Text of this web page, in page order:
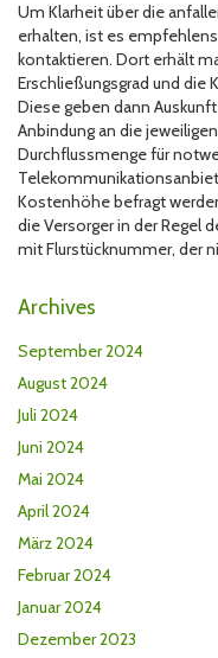
Um Klarheit über die
erhalten, ist es
kontaktieren. Dort erhält
Erschließungsgrad und die
Diese geben dann
Anbindung an die
Durchflussmenge für
Kostenhöhe befragt
die Versorger in der Regel
mit Flurstücknummer, der
Archives
September 2024
August 2024
Juli 2024
Juni 2024
Mai 2024
April 2024
März 2024
Februar 2024
Januar 2024
Dezember 2023